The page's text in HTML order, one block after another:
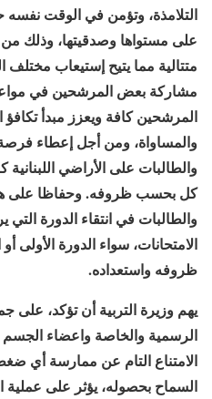
التلامذة، وتؤمن في الوقت
على مستواها وصدقيتها، وذلك
متتالية مما يتيح إستيعاب
مشاركة بعض المرشحين في
المرشحين كافة ويعزز مبدأ
والمساواة، ومن أجل إعطاء
والطالبات على الأراضي اللبنانية
كل بحسب ظروفه. وحفاظا على
والطالبات في انتقاء الدورة التي
الامتحانات، سواء الدورة الأولى
ظروفه واستعداده.
يهم وزيرة التربية أن تؤكد، على
الرسمية والخاصة واعضاء الجسم
الامتناع التام عن ممارسة أي
السماح بحصوله، يؤثر على عملية